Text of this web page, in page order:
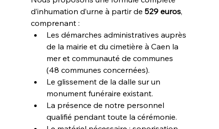
d’inhumation d’urne à partir de 529 euros,
comprenant :
Les démarches administratives auprès
de la mairie et du cimetière à Caen la
mer et communauté de communes
(48 communes concernées).
Le glissement de la dalle sur un
monument funéraire existant.
La présence de notre personnel
qualifié pendant toute la cérémonie.